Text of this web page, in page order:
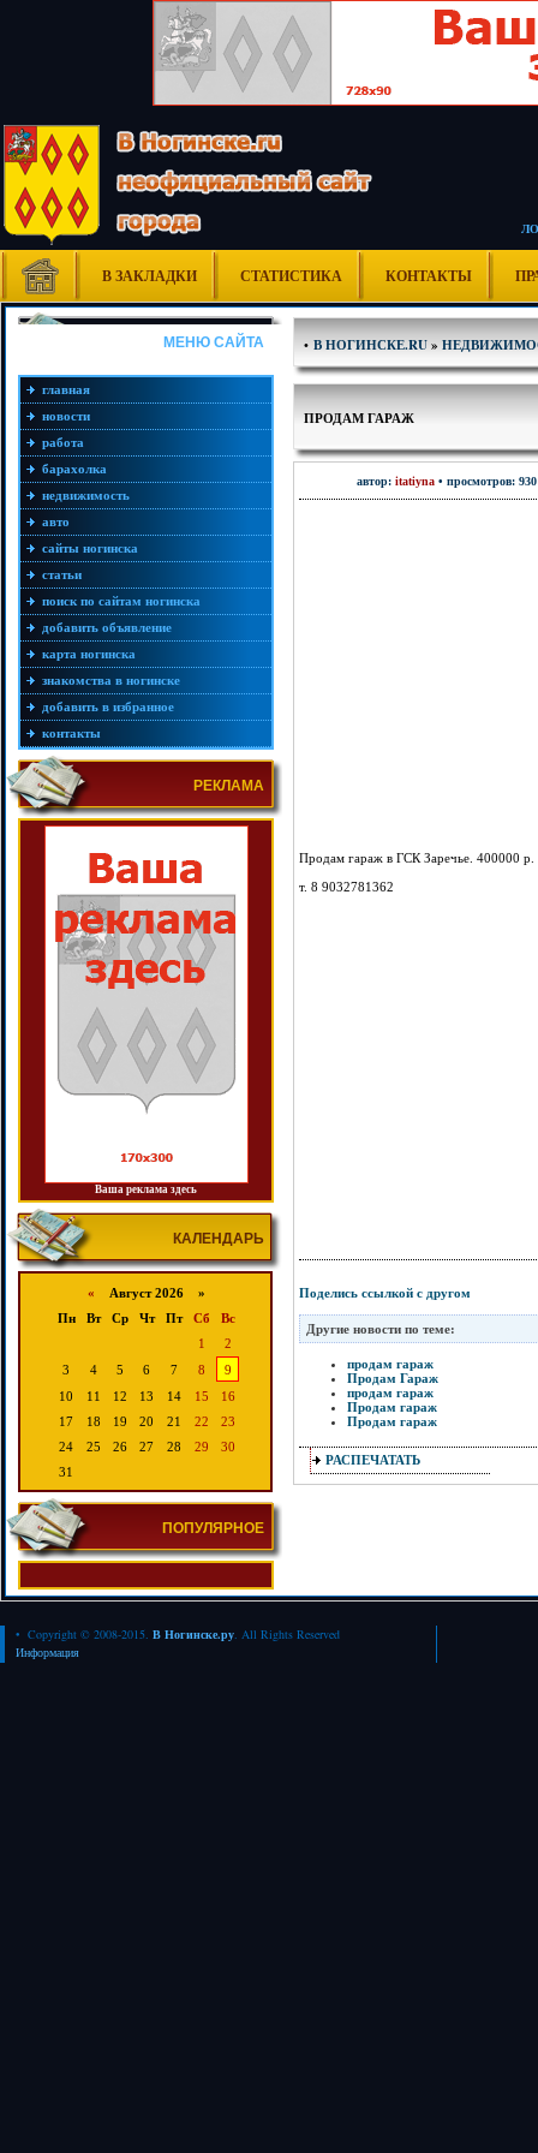
В ЗАКЛАДКИ СТАТИСТИКА КОНТАКТЫ
МЕНЮ САЙТА
главная
новости
работа
барахолка
недвижимость
авто
сайты ногинска
статьи
поиск по сайтам ногинска
добавить объявление
карта ногинска
знакомства в ногинске
добавить в избранное
контакты
РЕКЛАМА
Ваша реклама здесь
КАЛЕНДАРЬ
« Август 2026 »
Пн
Вт Ср Чт Пт Сб
Вс
1
2
3
4 5 6 7 8
9
10
11 12 13 14 15
16
17
18 19 20 21 22
23
24
25 26 27 28 29
30
31
ПОПУЛЯРНОЕ
• В НОГИНСКЕ.RU»
ПРОДАМ ГАРАЖ
автор: itatiyna• просмотров:
Продам гараж в ГСК Заречье. 400000 р.
т. 8 9032781362
Поделись ссылкой с другом
Другие новости по теме:
продам гараж
Продам Гараж
продам гараж
Продам гараж
Продам гараж
РАСПЕЧАТАТЬ
• Copyright © 2008-2015. В Ногинске.ру. All Rights Reserved
Информация